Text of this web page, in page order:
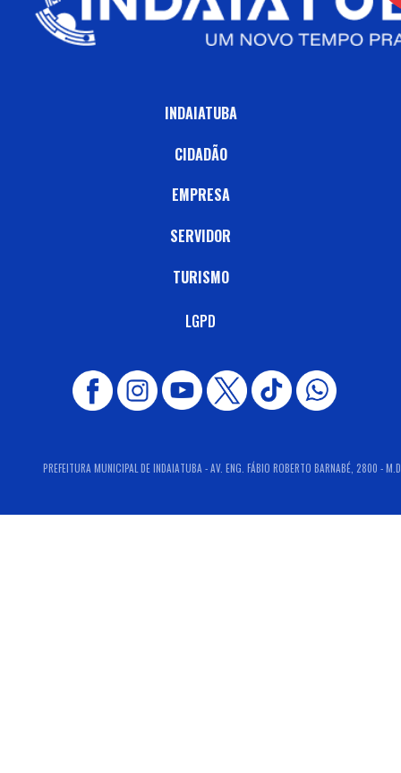
INDAIATUBA
CIDADÃO
EMPRESA
SERVIDOR
TURISMO
LGPD
PREFEITURA MUNICIPAL DE INDAIATUBA - AV. ENG. FÁBIO ROBERTO BARNABÉ, 2800 -